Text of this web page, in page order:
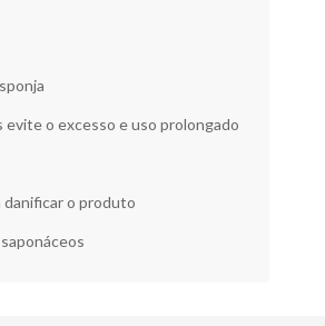
evite o excesso e uso prolongado
o produto